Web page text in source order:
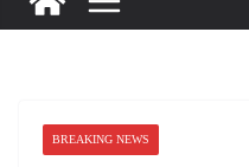
BREAKING NEWS